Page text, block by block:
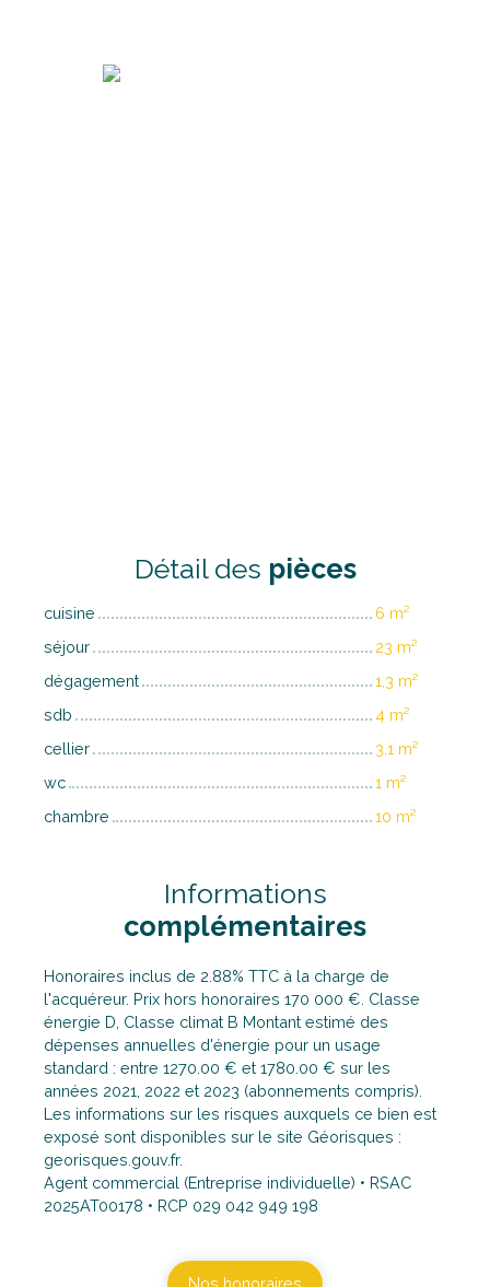
Détail des pièces
cuisine
6 m²
séjour
23 m²
dégagement
1,3 m²
sdb
4 m²
cellier
3,1 m²
wc
1 m²
chambre
10 m²
Informations
complémentaires
Honoraires inclus de 2.88% TTC à la charge de
l'acquéreur. Prix hors honoraires 170 000 €. Classe
énergie D, Classe climat B Montant estimé des
dépenses annuelles d'énergie pour un usage
standard : entre 1270.00 € et 1780.00 € sur les
années 2021, 2022 et 2023 (abonnements compris).
Les informations sur les risques auxquels ce bien est
exposé sont disponibles sur le site Géorisques :
georisques.gouv.fr.
Agent commercial (Entreprise individuelle) • RSAC
2025AT00178 • RCP 029 042 949 198